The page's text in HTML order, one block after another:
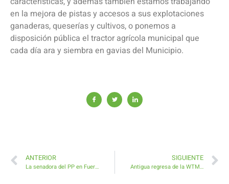
en la mejora de pistas y accesos a sus explotaciones
ganaderas, queserías y cultivos, o ponemos a
disposición pública el tractor agrícola municipal que
cada día ara y siembra en gavias del Municipio.
ANTERIOR
La senadora del PP en Fuerteventura se reúne con el alcalde de Antigua para recabar información del Municipio
SIGUIENTE
Antigua regresa de la WTM London con buenas perspectivas turísticas